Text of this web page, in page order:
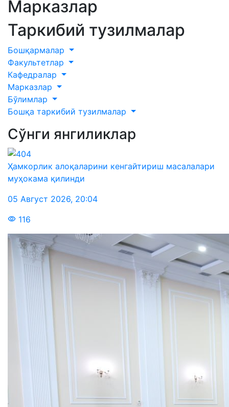
Марказлар
Таркибий тузилмалар
Бошқармалар
Факультетлар
Кафедралар
Марказлар
Бўлимлар
Бошқа таркибий тузилмалар
Сўнги янгиликлар
Ҳамкорлик алоқаларини кенгайтириш масалалари
муҳокама қилинди
05 Август 2026, 20:04
116